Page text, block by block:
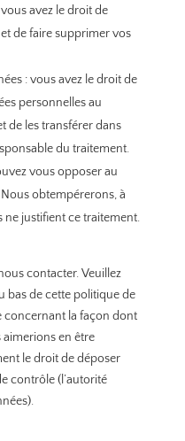
avez le droit de
de faire supprimer vos
: vous avez le droit de
personnelles au
de les transférer dans
du traitement.
vous opposer au
obtempérerons, à
ne justifient ce traitement.
contacter. Veuillez
bas de cette politique de
concernant la façon dont
en être
le droit de déposer
contrôle (l’autorité